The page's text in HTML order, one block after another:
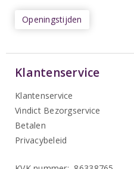
Openingstijden
Klantenservice
Klantenservice
Vindict Bezorgservice
Betalen
Privacybeleid